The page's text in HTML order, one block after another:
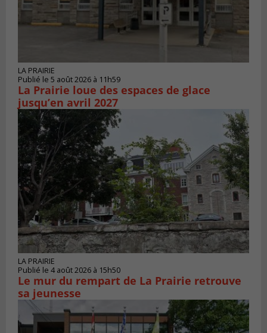
LA PRAIRIE
Publié le 5 août 2026 à 11h59
La Prairie loue des espaces de glace
jusqu’en avril 2027
LA PRAIRIE
Publié le 4 août 2026 à 15h50
Le mur du rempart de La Prairie retrouve
sa jeunesse